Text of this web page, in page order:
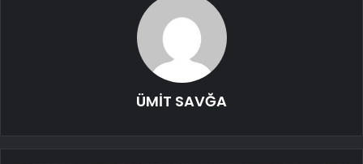
ÜMİT SAVĞA